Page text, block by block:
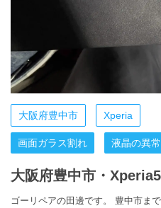
大阪府豊中市 Xperia
画面ガラス割れ 液晶の異常
大阪府豊中市・
ゴーリペアの田邊です。 豊中市ま